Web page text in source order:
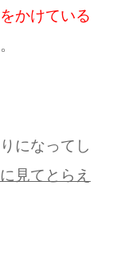
かけている
になってし
見てとらえ